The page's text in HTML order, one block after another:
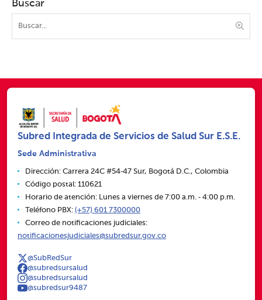
Buscar
Subred Integrada de Servicios de Salud Sur E.S.E.
Sede Administrativa
Dirección: Carrera 24C #54‑47 Sur, Bogotá D.C., Colombia
Código postal: 110621
Horario de atención: Lunes a viernes de 7:00 a.m. ‑ 4:00 p.m.
Teléfono PBX: (+57) 601 7300000
Correo de notificaciones judiciales:
notificacionesjudiciales@subredsur.gov.co
@SubRedSur
@subredsursalud
@subredsursalud
@subredsur9487